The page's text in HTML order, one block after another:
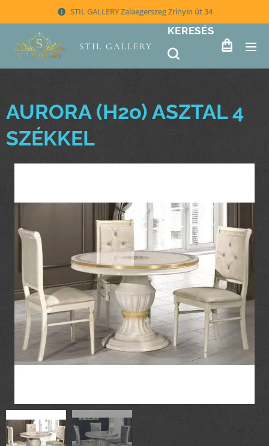
STIL GALLERY Zalaegerszeg Zrínyin út 34
STIL GALLERY
KERESÉS
AURORA (H2o) ASZTAL 4
SZÉKKEL